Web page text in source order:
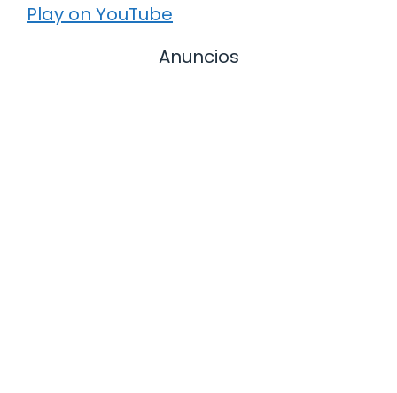
Play on YouTube
Anuncios